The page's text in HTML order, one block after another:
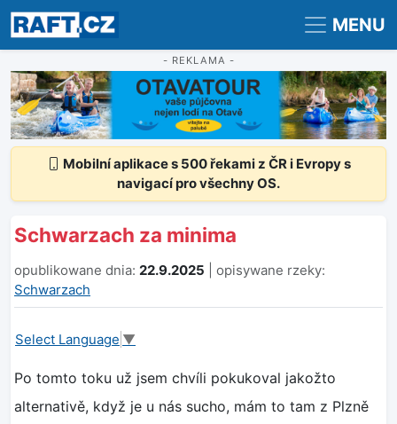
Registrace Přihlášení MENU
- REKLAMA -
Mobilní aplikace s 500 řekami z ČR i Evropy s
navigací pro všechny OS.
Schwarzach za minima
opublikowane dnia: 22.9.2025 | opisywane rzeky:
Schwarzach
Select Language ▼
Po tomto toku už jsem chvíli pokukoval jakožto
alternativě, když je u nás sucho, mám to tam z Plzně